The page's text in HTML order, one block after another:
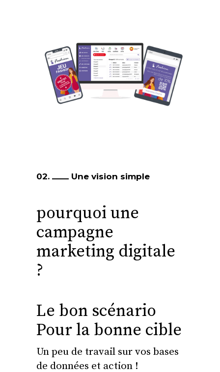
02. Une vision simple
pourquoi une
campagne
marketing digitale
?
Le bon scénario
Pour la bonne cible
Un peu de travail sur vos bases
de données et action !